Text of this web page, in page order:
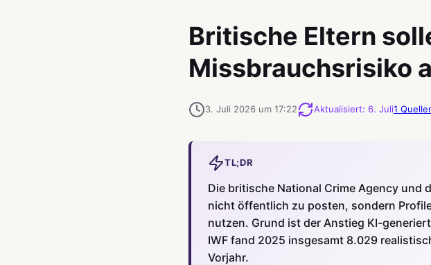
Britische Eltern
Missbrauchsrisiko
3. Juli 2026 um 17:22 Aktualisiert: 6. Juli1
TL;DR
Die britische National Crime Agency und
nicht öffentlich zu posten, sondern
nutzen. Grund ist der Anstieg KI-
IWF fand 2025 insgesamt 8.029
Vorjahr.